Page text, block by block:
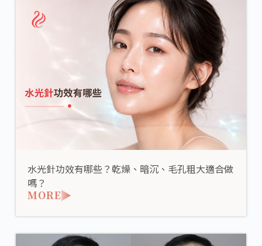
水光針功效有哪些？乾燥、暗沉、毛孔粗大適合做
嗎？
MORE